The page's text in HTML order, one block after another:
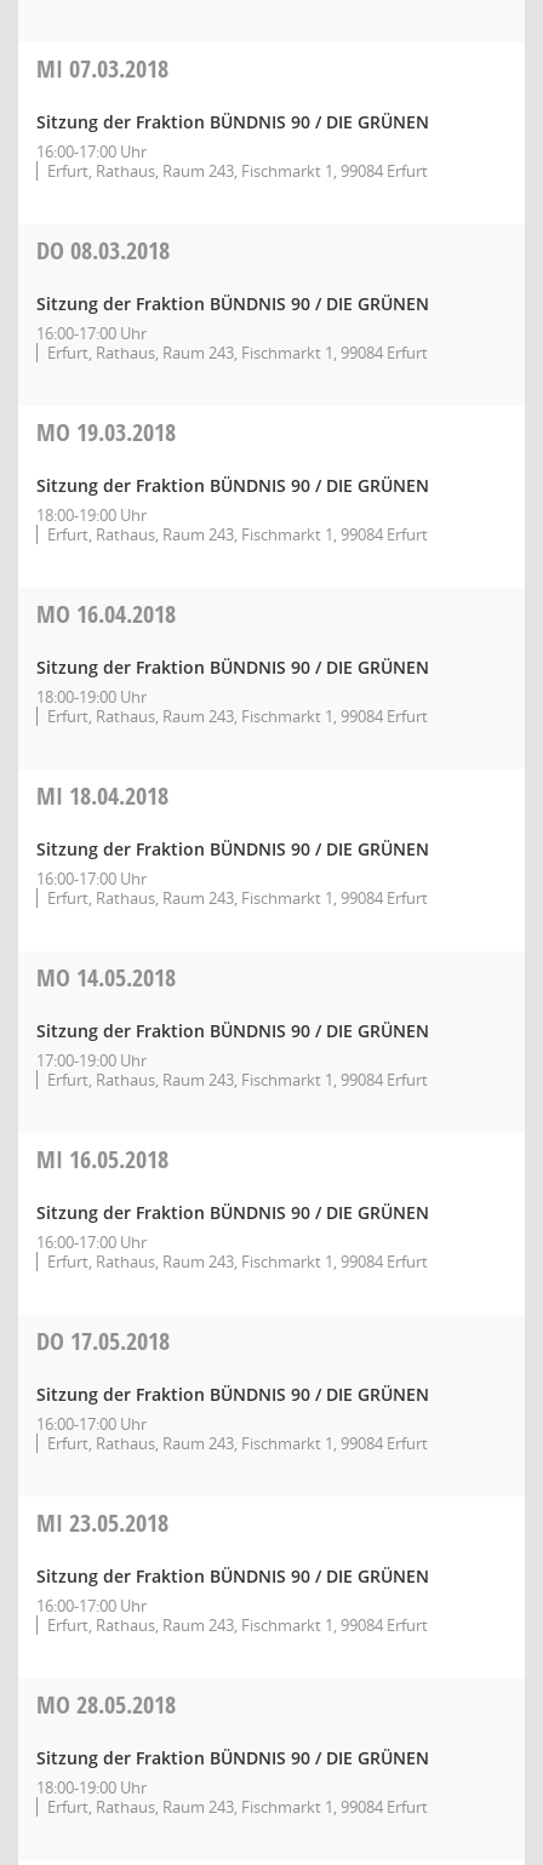
MI 07.03.2018
Sitzung der Fraktion BÜNDNIS 90 / DIE GRÜNEN
16:00-17:00 Uhr
Erfurt, Rathaus, Raum 243, Fischmarkt 1, 99084 Erfurt
DO 08.03.2018
Sitzung der Fraktion BÜNDNIS 90 / DIE GRÜNEN
16:00-17:00 Uhr
Erfurt, Rathaus, Raum 243, Fischmarkt 1, 99084 Erfurt
MO 19.03.2018
Sitzung der Fraktion BÜNDNIS 90 / DIE GRÜNEN
18:00-19:00 Uhr
Erfurt, Rathaus, Raum 243, Fischmarkt 1, 99084 Erfurt
MO 16.04.2018
Sitzung der Fraktion BÜNDNIS 90 / DIE GRÜNEN
18:00-19:00 Uhr
Erfurt, Rathaus, Raum 243, Fischmarkt 1, 99084 Erfurt
MI 18.04.2018
Sitzung der Fraktion BÜNDNIS 90 / DIE GRÜNEN
16:00-17:00 Uhr
Erfurt, Rathaus, Raum 243, Fischmarkt 1, 99084 Erfurt
MO 14.05.2018
Sitzung der Fraktion BÜNDNIS 90 / DIE GRÜNEN
17:00-19:00 Uhr
Erfurt, Rathaus, Raum 243, Fischmarkt 1, 99084 Erfurt
MI 16.05.2018
Sitzung der Fraktion BÜNDNIS 90 / DIE GRÜNEN
16:00-17:00 Uhr
Erfurt, Rathaus, Raum 243, Fischmarkt 1, 99084 Erfurt
DO 17.05.2018
Sitzung der Fraktion BÜNDNIS 90 / DIE GRÜNEN
16:00-17:00 Uhr
Erfurt, Rathaus, Raum 243, Fischmarkt 1, 99084 Erfurt
MI 23.05.2018
Sitzung der Fraktion BÜNDNIS 90 / DIE GRÜNEN
16:00-17:00 Uhr
Erfurt, Rathaus, Raum 243, Fischmarkt 1, 99084 Erfurt
MO 28.05.2018
Sitzung der Fraktion BÜNDNIS 90 / DIE GRÜNEN
18:00-19:00 Uhr
Erfurt, Rathaus, Raum 243, Fischmarkt 1, 99084 Erfurt